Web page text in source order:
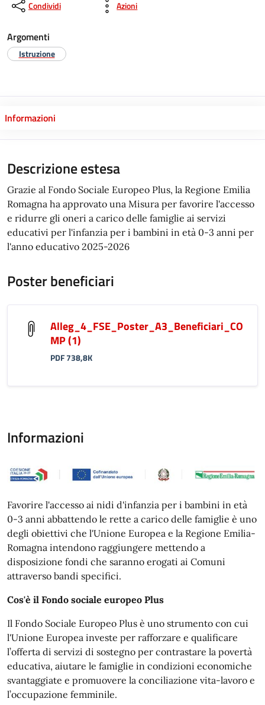
Condividi Azioni
Argomenti
Istruzione
Informazioni
Descrizione estesa
Grazie al Fondo Sociale Europeo Plus, la Regione Emilia
Romagna ha approvato una Misura per favorire l'accesso
e ridurre gli oneri a carico delle famiglie ai servizi
educativi per l'infanzia per i bambini in età 0-3 anni per
l'anno educativo 2025-2026
Poster beneficiari
Alleg_4_FSE_Poster_A3_Beneficiari_CO
MP (1)
PDF 738,8K
Informazioni
Favorire l'accesso ai nidi d'infanzia per i bambini in età
0-3 anni abbattendo le rette a carico delle famiglie è uno
degli obiettivi che l'Unione Europea e la Regione Emilia-
Romagna intendono raggiungere mettendo a
disposizione fondi che saranno erogati ai Comuni
attraverso bandi specifici.
Cos'è il Fondo sociale europeo Plus
Il Fondo Sociale Europeo Plus è uno strumento con cui
l'Unione Europea investe per rafforzare e qualificare
l’offerta di servizi di sostegno per contrastare la povertà
educativa, aiutare le famiglie in condizioni economiche
svantaggiate e promuovere la conciliazione vita-lavoro e
l’occupazione femminile.